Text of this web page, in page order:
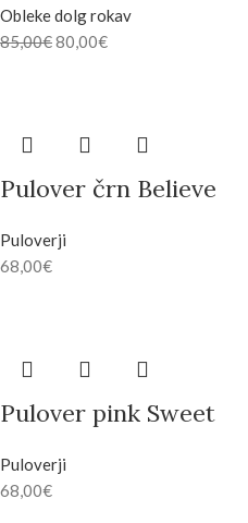
Obleke dolg rokav
85,00€80,00€
Pulover črn Believe
Puloverji
68,00€
Pulover pink Sweet
Puloverji
68,00€